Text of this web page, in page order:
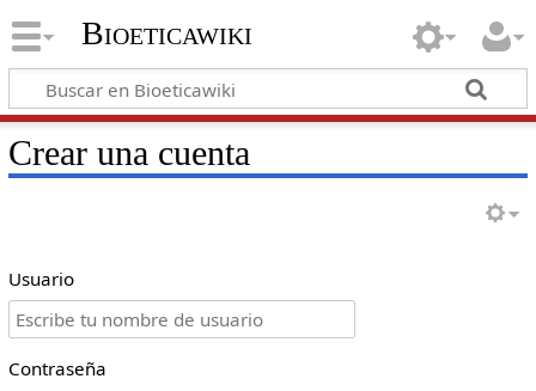
Bioeticawiki
Crear una cuenta
Usuario
Contraseña